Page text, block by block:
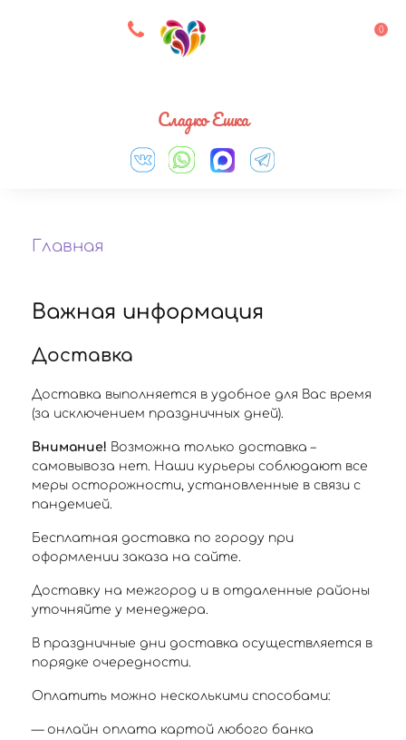
8 927 083 33 05 0
Сладко Ешка
Главная
Важная информация
Доставка
Доставка выполняется в удобное для Вас время
(за исключением праздничных дней).
Внимание! Возможна только доставка –
самовывоза нет. Наши курьеры соблюдают все
меры осторожности, установленные в связи с
пандемией.
Бесплатная доставка по городу при
оформлении заказа на сайте.
Доставку на межгород и в отдаленные районы
уточняйте у менеджера.
В праздничные дни доставка осуществляется в
порядке очередности.
Оплатить можно несколькими способами:
— онлайн оплата картой любого банка